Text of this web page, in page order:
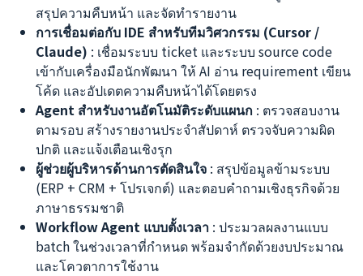
สรุปความคืบหน้า และจัดทำรายงาน
การเชื่อมต่อกับ IDE สำหรับทีมวิศวกรรม (Cursor /
Claude) : เชื่อมระบบ ticket และระบบ source code
เข้ากับเครื่องมือนักพัฒนา ให้ AI อ่าน requirement เขียน
โค้ด และอัปเดตความคืบหน้าได้โดยตรง
Agent สำหรับงานอัตโนมัติระดับแผนก : ตรวจสอบงาน
ตามรอบ สร้างรายงานประจำสัปดาห์ ตรวจจับความผิด
ปกติ และแจ้งเตือนเชิงรุก
ผู้ช่วยผู้บริหารด้านการตัดสินใจ : สรุปข้อมูลข้ามระบบ
(ERP + CRM + โปรเจกต์) และตอบคำถามเชิงธุรกิจด้วย
ภาษาธรรมชาติ
Workflow Agent แบบตั้งเวลา : ประมวลผลงานแบบ
batch ในช่วงเวลาที่กำหนด พร้อมจำกัดด้วยงบประมาณ
และโควตาการใช้งาน